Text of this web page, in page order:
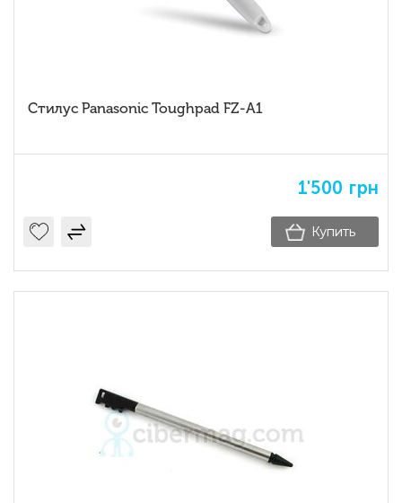
Стилус Panasonic Toughpad FZ-A1
1'500 грн
Купить